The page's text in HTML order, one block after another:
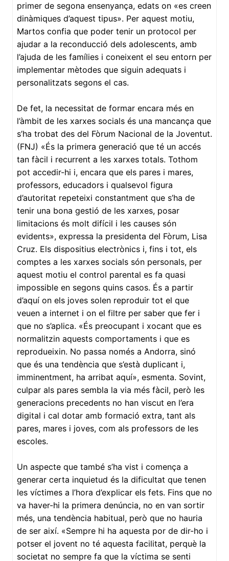
primer de segona ensenyança, edats on «es creen
dinàmiques d’aquest tipus». Per aquest motiu,
Martos confia que poder tenir un protocol per
ajudar a la reconducció dels adolescents, amb
l’ajuda de les famílies i coneixent el seu entorn per
implementar mètodes que siguin adequats i
personalitzats segons el cas.
De fet, la necessitat de formar encara més en
l’àmbit de les xarxes socials és una mancança que
s’ha trobat des del Fòrum Nacional de la Joventut.
(FNJ) «És la primera generació que té un accés
tan fàcil i recurrent a les xarxes totals. Tothom
pot accedir-hi i, encara que els pares i mares,
professors, educadors i qualsevol figura
d’autoritat repeteixi constantment que s’ha de
tenir una bona gestió de les xarxes, posar
limitacions és molt difícil i les causes són
evidents», expressa la presidenta del Fòrum, Lisa
Cruz. Els dispositius electrònics i, fins i tot, els
comptes a les xarxes socials són personals, per
aquest motiu el control parental es fa quasi
impossible en segons quins casos. És a partir
d’aquí on els joves solen reproduir tot el que
veuen a internet i on el filtre per saber que fer i
que no s’aplica. «És preocupant i xocant que es
normalitzin aquests comportaments i que es
reprodueixin. No passa només a Andorra, sinó
que és una tendència que s’està duplicant i,
imminentment, ha arribat aquí», esmenta. Sovint,
culpar als pares sembla la via més fàcil, però les
generacions precedents no han viscut en l’era
digital i cal dotar amb formació extra, tant als
pares, mares i joves, com als professors de les
escoles.
Un aspecte que també s’ha vist i comença a
generar certa inquietud és la dificultat que tenen
les víctimes a l’hora d’explicar els fets. Fins que no
va haver-hi la primera denúncia, no en van sortir
més, una tendència habitual, però que no hauria
de ser així. «Sempre hi ha aquesta por de dir-ho i
potser el jovent no té aquesta facilitat, perquè la
societat no sempre fa que la víctima se senti